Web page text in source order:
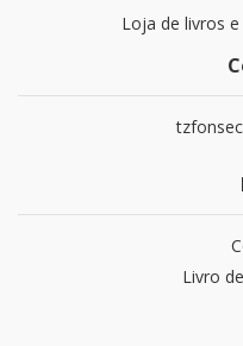
Loja de livros
Livro